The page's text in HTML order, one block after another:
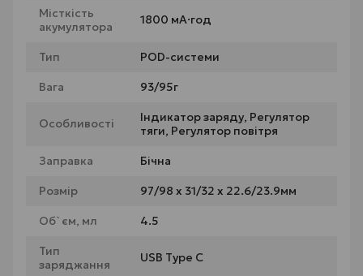
Місткість
акумулятора
1800 мА·год
Тип POD-системи
Вага 93/95г
Особливості
Індикатор заряду, Регулятор
тяги, Регулятор повітря
Заправка Бічна
Розмір 97/98 х 31/32 х 22.6/23.9мм
Об`єм, мл 4.5
Тип
заряджання
USB Type C